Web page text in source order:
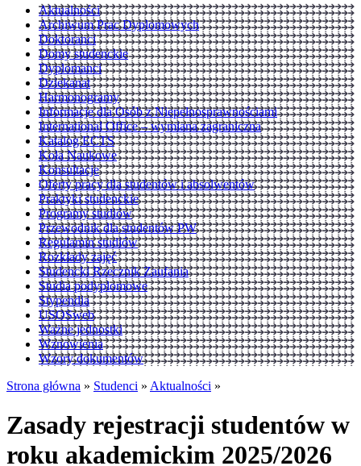
Aktualności
Archiwum Prac Dyplomowych
Doktoranci
Domy studenckie
Dyplomanci
Dziekanat
Harmonogramy
Informacje dla Osób z Niepełnosprawnościami
International Office – wymiana zagraniczna
Katalog ECTS
Koła Naukowe
Konsultacje
Oferty pracy dla studentów i absolwentów
Praktyki studenckie
Programy studiów
Przewodnik dla studentów PW
Regulamin studiów
Rozkłady zajęć
Studencki Rzecznik Zaufania
Studia podyplomowe
Stypendia
USOSweb
Ważne jednostki
Wznowienia
Wzory dokumentów
Strona główna » Studenci » Aktualności »
Zasady rejestracji studentów w
roku akademickim 2025/2026